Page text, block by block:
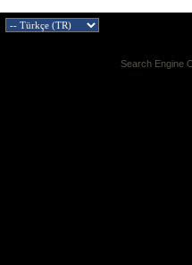
Search Engine